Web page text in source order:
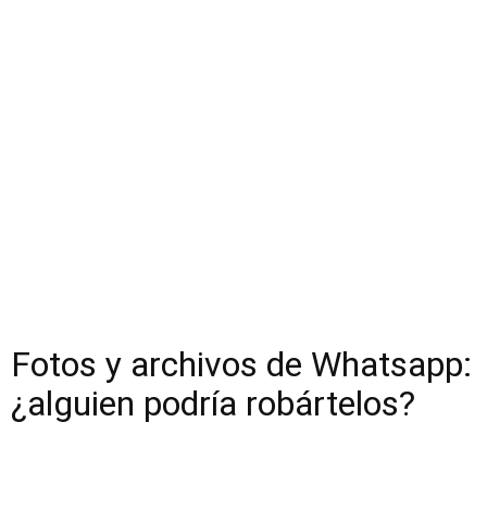
Fotos y archivos de Whatsapp:
¿alguien podría robártelos?